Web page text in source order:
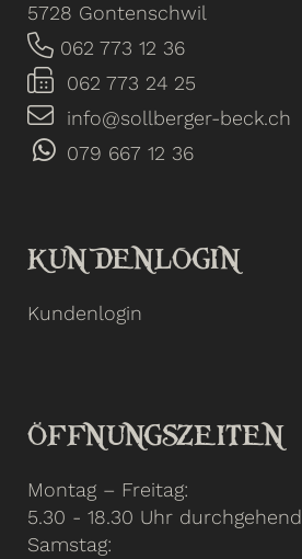
5728 Gontenschwil
062 773 12 36
062 773 24 25
info@sollberger-beck.ch
079 667 12 36
KUNDENLOGIN
Kundenlogin
ÖFFNUNGSZEITEN
Montag – Freitag:
5.30 - 18.30 Uhr durchgehend
Samstag: